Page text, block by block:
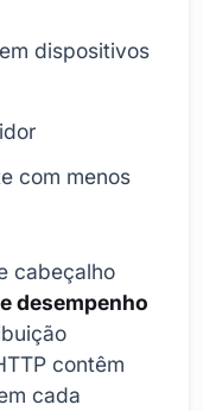
dispositivos
com menos
cabeçalho
desempenho
contêm
cada